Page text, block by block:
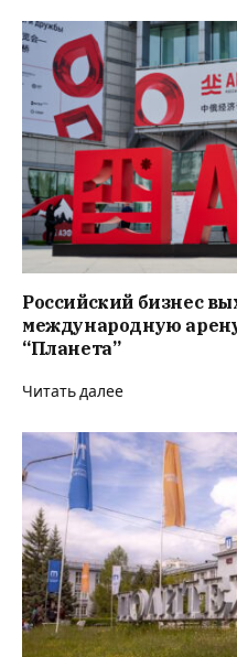
Российский бизнес
международную
“Планета”
Читать далее